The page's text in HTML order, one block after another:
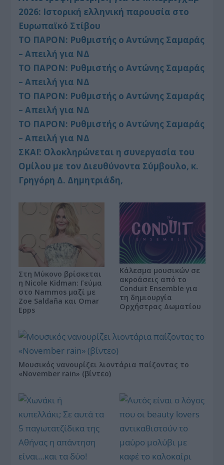
2026: Ιστορική ελληνική παρουσία στο
Ευρωπαϊκό Στίβου
ΤΟ ΠΑΡΟΝ: Ρυθμιστής ο Αντώνης Σαμαράς
– Απειλή για ΝΔ
ΤΟ ΠΑΡΟΝ: Ρυθμιστής ο Αντώνης Σαμαράς
– Απειλή για ΝΔ
ΤΟ ΠΑΡΟΝ: Ρυθμιστής ο Αντώνης Σαμαράς
– Απειλή για ΝΔ
ΤΟ ΠΑΡΟΝ: Ρυθμιστής ο Αντώνης Σαμαράς
– Απειλή για ΝΔ
ΣΚΑΪ: Ολοκληρώνεται η συνεργασία του
Ομίλου με τον Διευθύνοντα Σύμβουλο, κ.
Γρηγόρη Δ. Δημητριάδη,
Στη Μύκονο βρίσκεται
η Nicole Kidman: Γεύμα
στο Nammos μαζί με
Zoe Saldaña και Omar
Epps
Κάλεσμα μουσικών σε
ακροάσεις από το
Conduit Ensemble για
τη δημιουργία
Ορχήστρας Δωματίου
Μουσικός νανουρίζει λιοντάρια παίζοντας το
«November rain» (βίντεο)